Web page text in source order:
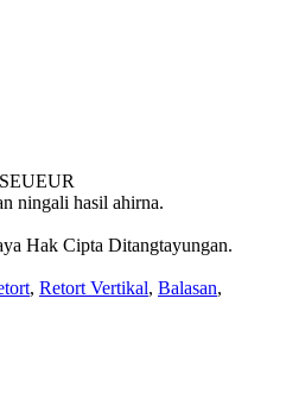
ningali hasil ahirna.
Hak Cipta Ditangtayungan.
, Retort Vertikal, Balasan,